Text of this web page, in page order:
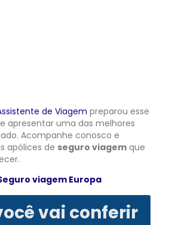
de Viagem preparou esse
apresentar uma das melhores
Acompanhe conosco e
apólices de seguro viagem que
viagem Europa
vai conferir